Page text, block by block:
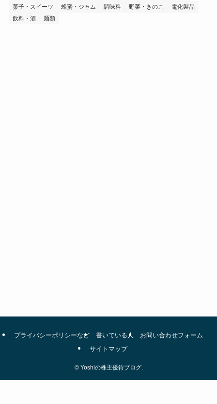
菓子・スイーツ
蜂蜜・ジャム 調味料 野菜・きのこ
電化製品
飲料・酒
麺類
プライバシーポリシーなど 書いている人
お問い合わせフォーム
サイトマップ
©Yoshiの株主優待ブログ.